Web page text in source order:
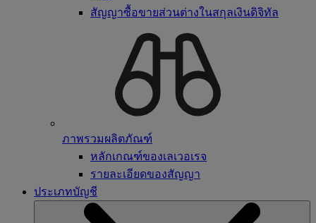
สัญญาซื้อขายส่วนต่างในสกุลเงินดิจิทัล
ภาพรวมผลิตภัณฑ์
หลักเกณฑ์ของเลเวอเรจ
รายละเอียดของสัญญา
ประเภทบัญชี